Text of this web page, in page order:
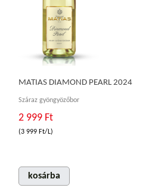
MATIAS DIAMOND PEARL 2024
Száraz gyöngyözőbor
2 999 Ft
(3 999 Ft/L)
kosárba